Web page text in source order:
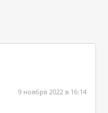
9 ноября 2022 в 16:14